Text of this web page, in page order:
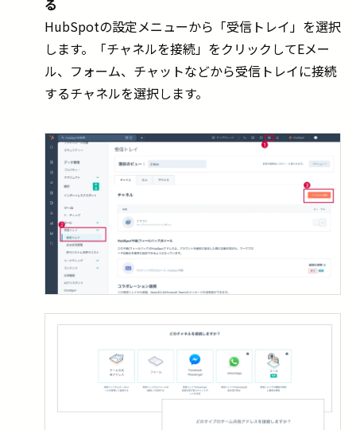
る
HubSpotの設定メニューから「受信トレイ」を選択
します。「チャネルを接続」をクリックしてEメー
ル、フォーム、チャットなどから受信トレイに接続
するチャネルを選択します。